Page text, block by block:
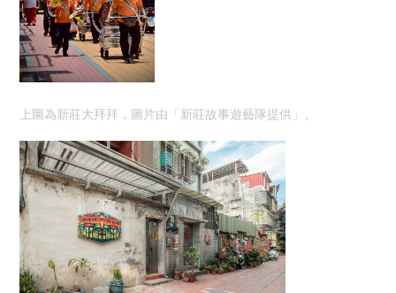
上圖為新莊大拜拜，圖片由「新莊故事遊藝隊提供」。